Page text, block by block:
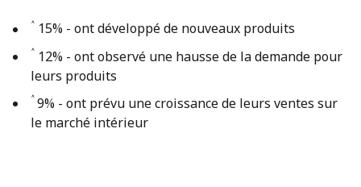
˄15% - ont développé de nouveaux produits
˄12% - ont observé une hausse de la demande pour
leurs produits
˄9% - ont prévu une croissance de leurs ventes sur
le marché intérieur